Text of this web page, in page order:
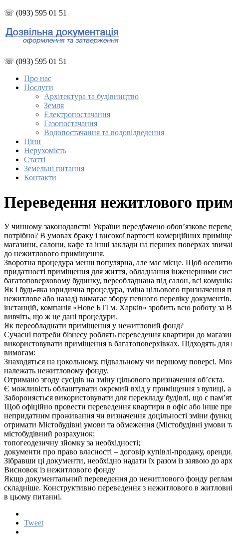
☏ (093) 595 01 51
☏ (093) 595 01 51
Про нас
Послуги
Архітектура та будівництво
Земля
Електропостачання
Газопостачання
Водопостачання та водовідведення
Ціни
Нерухомість
Статті
Земельні питання
Контакти
Переведення нежитлового
У чинному законодавстві України передбачено обов’язкове
потрібно? В умовах браку і високої вартості комерційних
магазини, салони, кафе та інші заклади на перших поверхах
до нежитлового приміщення.
Зворотна процедура менш популярна, але має місце. Щоб
придатності приміщення для життя, обладнання інженерними
багатоповерховому будинку, переобладнана під салон, всі
Як і будь-яка юридична процедура, зміна цільового
нежитлове або назад) вимагає збору певного переліку
інстанцій, компанія «Нове БТІ м. Харків» зробить всю роботу за
вивчіть, що ж це дані процедури.
Як переобладнати приміщення у нежитловий фонд?
Сучасні потреби бізнесу роблять переведення квартири до
використовувати приміщення в багатоповерхівках. Підходять
вимогам:
Знаходяться на цокольному, підвальному чи першому поверсі.
належать нежитловому фонду.
Отримано згоду сусідів на зміну цільового призначення об’єкта.
Є можливість облаштувати окремий вхід у приміщення з вулиці, а
Забороняється використовувати для перекладу будівлі, що є
Щоб офіційно провести переведення квартири в офіс або інше
непридатним проживання чи визначення доцільності зміни
отримати Містобудівні умови та обмеження (Містобудівні
містобудівний розрахунок;
топогеодезичну зйомку за необхідності;
документи про право власності – договір купівлі-продажу,
Зібравши ці документи, необхідно надати їх разом із заявою до
Висновок із нежитлового фонду
Якщо документальний переведення до нежитлового фонду
складніше. Конструктивно переведення з нежитлового в
в цьому питанні.
Tweet